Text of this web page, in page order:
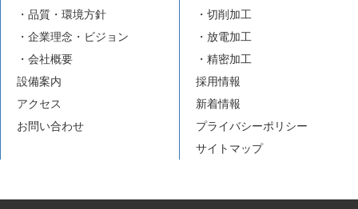
・品質・環境方針
・企業理念・ビジョン
・会社概要
・切削加工
・放電加工
・精密加工
設備案内
アクセス
お問い合わせ
採用情報
新着情報
プライバシーポリシー
サイトマップ